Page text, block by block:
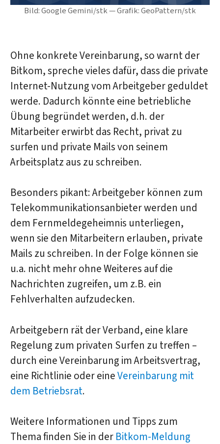
Bild: Google Gemini/stk — Grafik: GeoPattern/stk
Ohne konkrete Vereinbarung, so warnt der
Bitkom, spreche vieles dafür, dass die private
Internet-Nutzung vom Arbeitgeber geduldet
werde. Dadurch könnte eine betriebliche
Übung begründet werden, d.h. der
Mitarbeiter erwirbt das Recht, privat zu
surfen und private Mails von seinem
Arbeitsplatz aus zu schreiben.
Besonders pikant: Arbeitgeber können zum
Telekommunikationsanbieter werden und
dem Fernmeldegeheimnis unterliegen,
wenn sie den Mitarbeitern erlauben, private
Mails zu schreiben. In der Folge können sie
u.a. nicht mehr ohne Weiteres auf die
Nachrichten zugreifen, um z.B. ein
Fehlverhalten aufzudecken.
Arbeitgebern rät der Verband, eine klare
Regelung zum privaten Surfen zu treffen –
durch eine Vereinbarung im Arbeitsvertrag,
eine Richtlinie oder eineVereinbarung mit
dem Betriebsrat.
Weitere Informationen und Tipps zum
Thema finden Sie in der Bitkom-Meldung